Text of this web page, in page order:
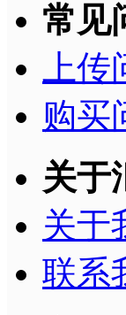
常见
上
购买
关于
关于
联系